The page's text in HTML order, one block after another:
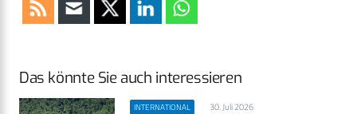
Das könnte Sie auch interessieren
INTERNATIONAL 30. Juli 2026